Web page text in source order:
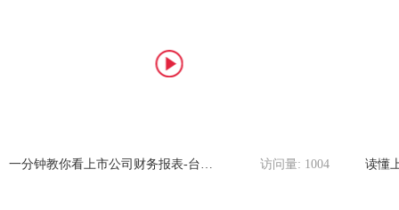
一分钟教你看上市公司财务报表-台州部 访问量: 1004 读懂